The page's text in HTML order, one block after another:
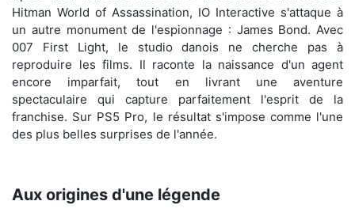
Hitman World of Assassination, IO Interactive s'attaque à
un autre monument de l'espionnage : James Bond. Avec
007 First Light, le studio danois ne cherche pas à
reproduire les films. Il raconte la naissance d'un agent
encore imparfait, tout en livrant une aventure
spectaculaire qui capture parfaitement l'esprit de la
franchise. Sur PS5 Pro, le résultat s'impose comme l'une
des plus belles surprises de l'année.
Aux origines d'une légende